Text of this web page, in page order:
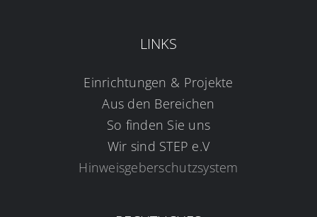
LINKS
Einrichtungen & Projekte
Aus den Bereichen
So finden Sie uns
Wir sind STEP e.V
Hinweisgeberschutzsystem